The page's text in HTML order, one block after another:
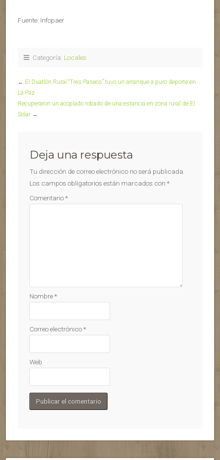
Fuente: Infopaer
Categoría: Locales
← El Duatlón Rural “Tres Paseos” tuvo un arranque a puro deporte en
La Paz
Recuperaron un acoplado robado de una estancia en zona rural de El
Solar→
Deja una respuesta
Tu dirección de correo electrónico no será publicada.
Los campos obligatorios están marcados con *
Comentario*
Nombre*
Correo electrónico*
Web